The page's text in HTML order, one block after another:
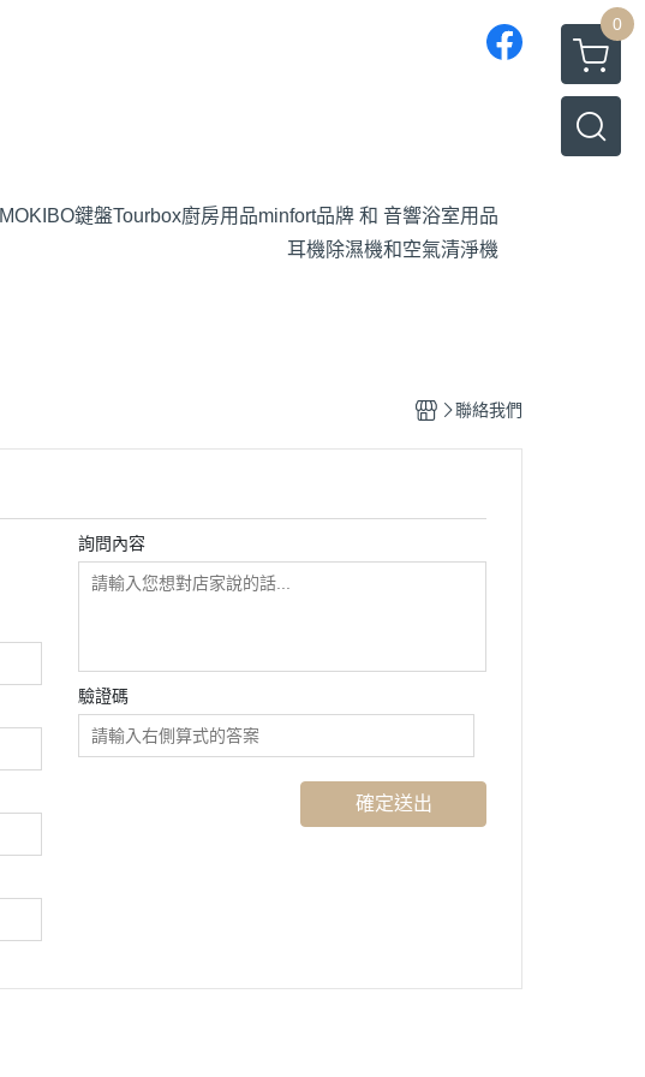
0
MOKIBO鍵盤Tourbox廚房用品minfort品牌 和 音響浴室用品
耳機除濕機和空氣清淨機
聯絡我們
詢問內容
驗證碼
確定送出